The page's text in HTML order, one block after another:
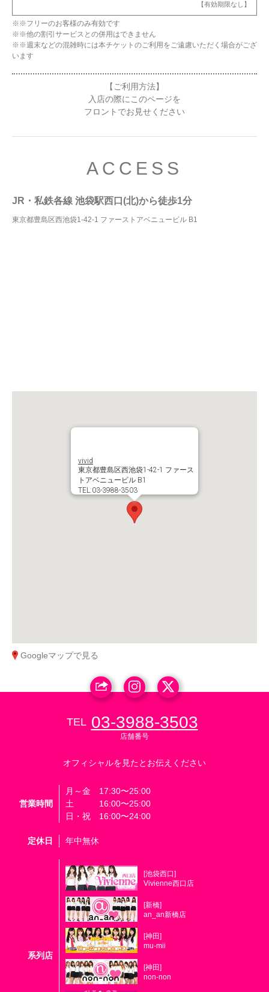
【有効期限なし】
※※フリーのお客様のみ有効です
※※他の割引サービスとの併用はできません
※※週末などの混雑時には本チケットのご利用をご遠慮いただく場合がござ
います
【ご利用方法】
入店の際にこのページを
フロントでお見せください
ACCESS
JR・私鉄各線 池袋駅西口(北)から徒歩1分
東京都豊島区西池袋1-42-1 ファーストアベニュービル B1
vivid
東京都豊島区西池袋1-42-1 ファース
トアベニュービル B1
TEL:03-3988-3503
Googleマップで見る
TEL 03-3988-3503
店舗番号
オフィシャルを見たとお伝えください
営業時間
月～金 17:30〜25:00
土 16:00〜25:00
日・祝 16:00〜24:00
定休日 年中無休
系列店
[池袋西口]
Vivienne西口店
[新橋]
an_an新橋店
[神田]
mu-mii
[神田]
non-non